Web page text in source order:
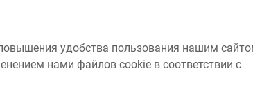
удобства пользования нашим
нами файлов cookie в соответствии с